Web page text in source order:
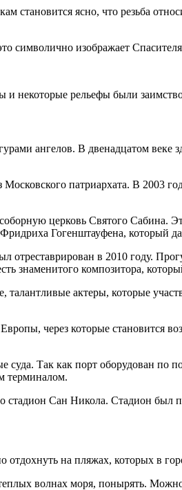
становится ясно, что резьба
символично изображает
некоторые рельефы были
ангелов. В двенадцатом веке
патриархата. В 2003
церковь Святого
Гогенштауфена, который
отреставрирован в 2010 году.
знаменитого композитора,
талантливые актеры, которые
через которые становится
Так как порт оборудован по
терминалом.
Сан Никола. Стадион был
на пляжах, которых в
волнах моря, понырять.